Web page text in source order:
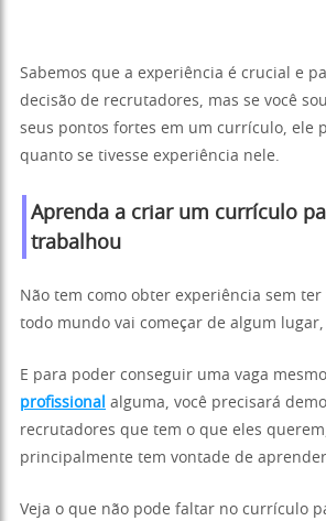
Sabemos que a experiência é crucial e
decisão de recrutadores, mas se você
seus pontos fortes em um currículo, ele
quanto se tivesse experiência nele.
Aprenda a criar um currículo
trabalhou
Não tem como obter experiência sem
todo mundo vai começar de algum lugar,
E para poder conseguir uma vaga
profissional alguma, você precisará
recrutadores que tem o que eles
principalmente tem vontade de
Veja o que não pode faltar no currículo